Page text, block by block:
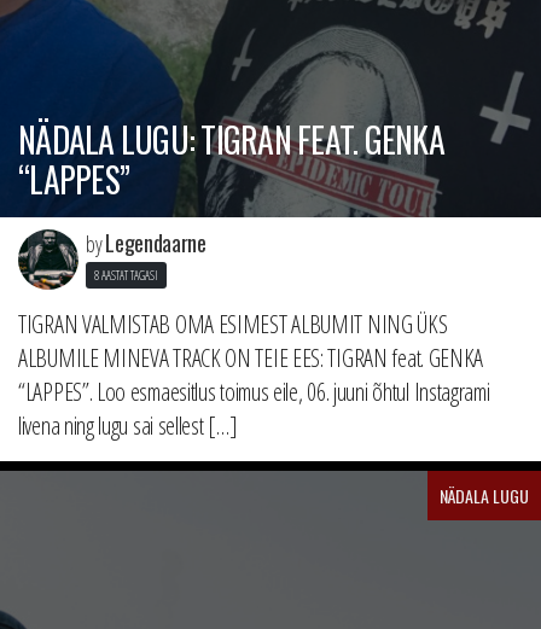
NÄDALA LUGU: TIGRAN FEAT. GENKA
“LAPPES”
byLegendaarne
8 AASTAT TAGASI
TIGRAN VALMISTAB OMA ESIMEST ALBUMIT NING ÜKS
ALBUMILE MINEVA TRACK ON TEIE EES: TIGRAN feat. GENKA
“LAPPES”. Loo esmaesitlus toimus eile, 06. juuni õhtul Instagrami
livena ning lugu sai sellest […]
NÄDALA LUGU